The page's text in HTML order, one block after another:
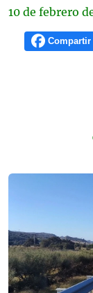
10 de febrero
Compartir